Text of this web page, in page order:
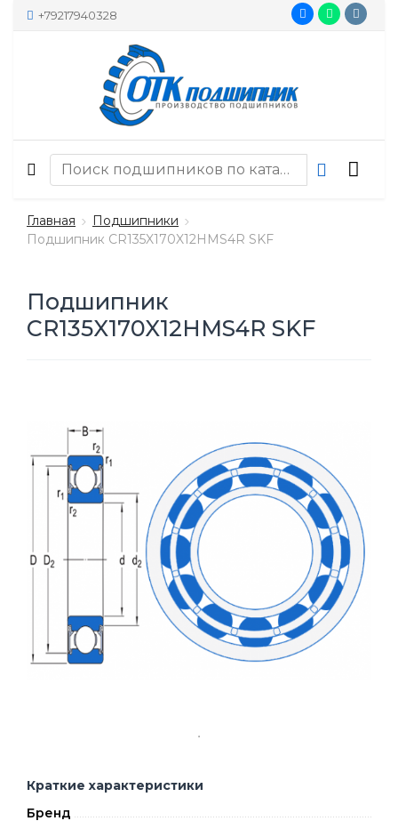
+79217940328
Главная
Подшипники
Подшипник CR135X170X12HMS4R SKF
Подшипник
CR135X170X12HMS4R SKF
Краткие характеристики
Бренд